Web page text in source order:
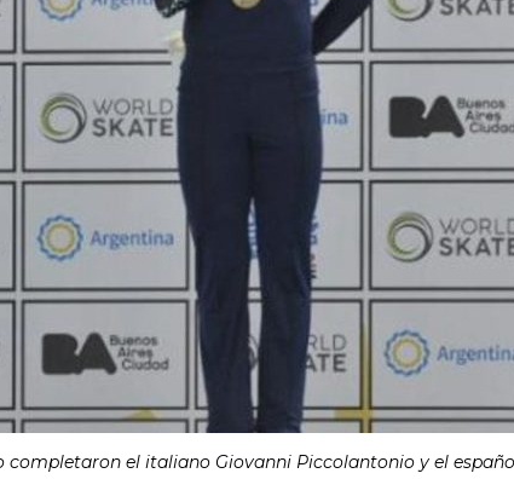
el italiano Giovanni Piccolantonio y el